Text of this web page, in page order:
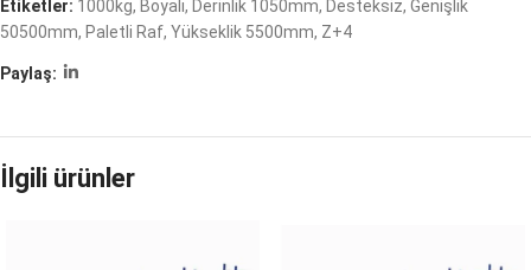
Etiketler: 1000kg, Boyalı, Derinlik 1050mm, Desteksiz, Genişlik
50500mm, Paletli Raf, Yükseklik 5500mm, Z+4
Paylaş:
İlgili ürünler